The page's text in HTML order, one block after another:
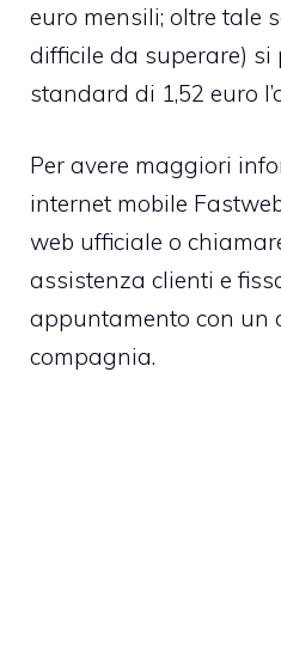
euro mensili; oltre tale
difficile da superare) si
standard di 1,52 euro
Per avere maggiori
internet mobile
web ufficiale o
assistenza clienti e
appuntamento con un
compagnia.